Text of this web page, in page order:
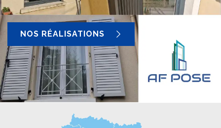
NOS RÉALISATIONS